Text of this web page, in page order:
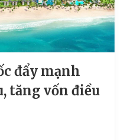
đẩy mạnh
tăng vốn điều